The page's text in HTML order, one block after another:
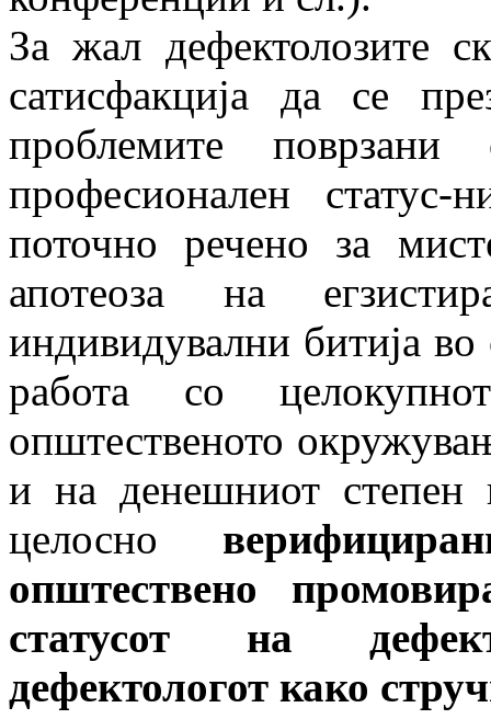
За жал дефектолозите
сатисфакција да се
проблемите
професионален
поточно речено за
апотеоза на
индивидувални битија
работа со
општественото
и на денешниот степен
целосно
општествено
статусот на
дефектологот како